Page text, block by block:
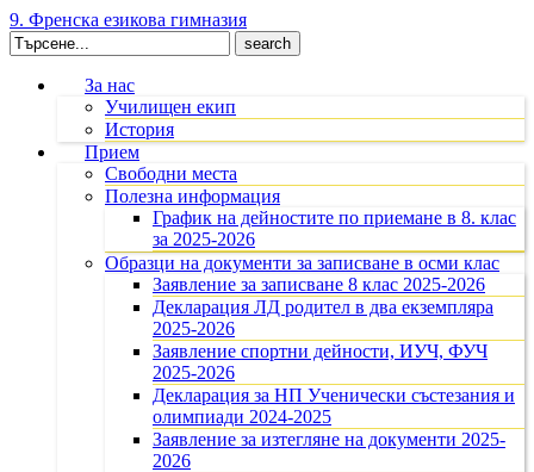
9. Френска езикова гимназия
Search
for:
За нас
Училищен екип
История
Прием
Свободни места
Полезна информация
График на дейностите по приемане в 8. клас
за 2025-2026
Образци на документи за записване в осми клас
Заявление за записване 8 клас 2025-2026
Декларация ЛД родител в два екземпляра
2025-2026
Заявление спортни дейности, ИУЧ, ФУЧ
2025-2026
Декларация за НП Ученически състезания и
олимпиади 2024-2025
Заявление за изтегляне на документи 2025-
2026